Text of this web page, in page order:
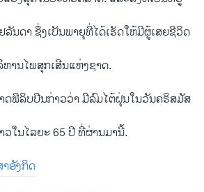
ນ​ດາ ຊຶ່ງເປັນພາຍຸທີ່​ໄດ້​ເຮັດ​ໃຫ້​ມີ​ຜູ້​ເສຍ​ຊີວິດ
ານໄພ​ສຸກ​ເສີນ​ແຫ່ງ​ຊາດ.
ດ​ຟິລິບ​ປີນ​ກ່າວ​ວ່າ ມີລົມໄຕ້​ຝຸ່ນໃນ​ວັນ​ຄຣິສມັສ​
ໃນ​ໄລຍະ 65 ປີ ​ທີ່​ຜ່ານ​ມານີ້.
ອັງກິດ